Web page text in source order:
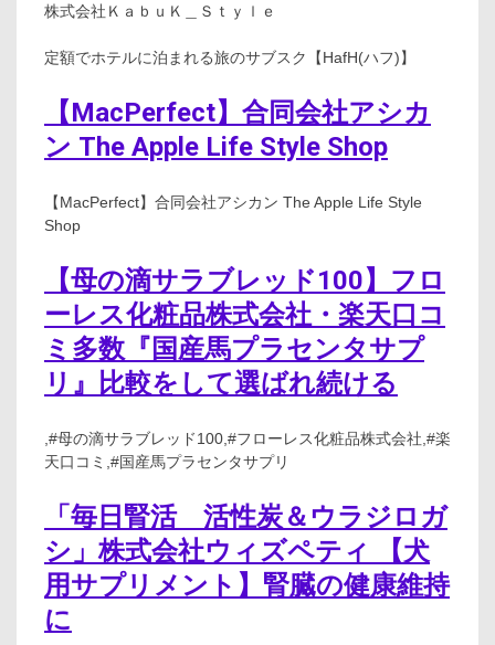
株式会社ＫａｂｕＫ＿Ｓｔｙｌｅ
定額でホテルに泊まれる旅のサブスク【HafH(ハフ)】
【MacPerfect】合同会社アシカ
ン The Apple Life Style Shop
【MacPerfect】合同会社アシカン The Apple Life Style
Shop
【母の滴サラブレッド100】フロ
ーレス化粧品株式会社・楽天口コ
ミ多数『国産馬プラセンタサプ
リ』比較をして選ばれ続ける
,#母の滴サラブレッド100,#フローレス化粧品株式会社,#楽
天口コミ,#国産馬プラセンタサプリ
「毎日腎活 活性炭＆ウラジロガ
シ」株式会社ウィズペティ 【犬
用サプリメント】腎臓の健康維持
に